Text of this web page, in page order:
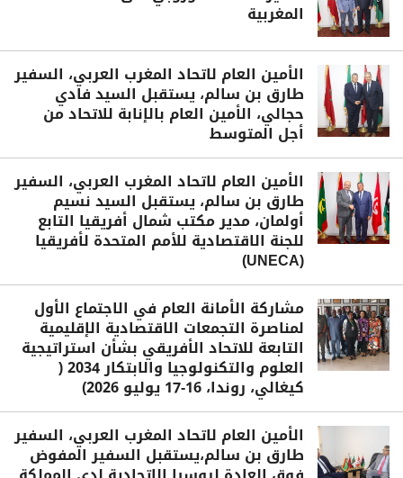
المغربية
الأمين العام لاتحاد المغرب العربي، السفير
طارق بن سالم، يستقبل السيد فادي
حجالي، الأمين العام بالإنابة للاتحاد من
أجل المتوسط
الأمين العام لاتحاد المغرب العربي، السفير
طارق بن سالم، يستقبل السيد نسيم
أولمان، مدير مكتب شمال أفريقيا التابع
للجنة الاقتصادية للأمم المتحدة لأفريقيا
(UNECA)
مشاركة الأمانة العام في الاجتماع الأول
لمناصرة التجمعات الاقتصادية الإقليمية
التابعة للاتحاد الأفريقي بشأن استراتيجية
العلوم والتكنولوجيا والابتكار 2034 (
كيغالي، روندا، 16-17 يوليو 2026)
الأمين العام لاتحاد المغرب العربي، السفير
طارق بن سالم،يستقبل السفير المفوض